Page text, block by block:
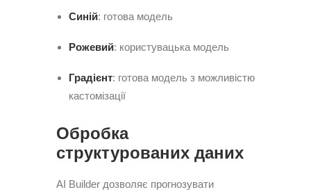
Синій: готова модель
Рожевий: користувацька модель
Градієнт: готова модель з можливістю
кастомізації
Обробка
структурованих даних
AI Builder дозволяє прогнозувати